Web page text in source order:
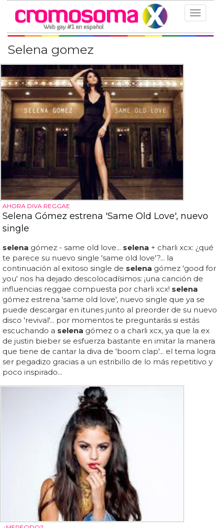
Toggle
Selena gomez
AHORA DIVA REGGAE
Selena Gómez estrena 'Same Old Love', nuevo
single
selena gómez - same old love... selena + charli xcx: ¿qué
te parece su nuevo single 'same old love'?... la
continuación al exitoso single de selena gómez 'good for
you' nos ha dejado descolocadísimos: ¡una canción de
influencias reggae compuesta por charli xcx! selena
gómez estrena 'same old love', nuevo single que ya se
puede descargar en itunes junto al preorder de su nuevo
disco 'revival'... por momentos te preguntarás si estás
escuchando a selena gómez o a charli xcx, ya que la ex
de justin bieber se esfuerza bastante en imitar la manera
que tiene de cantar la diva de 'boom clap'... el tema logra
ser pegadizo gracias a un estribillo de lo más repetitivo y
poco inspirado...